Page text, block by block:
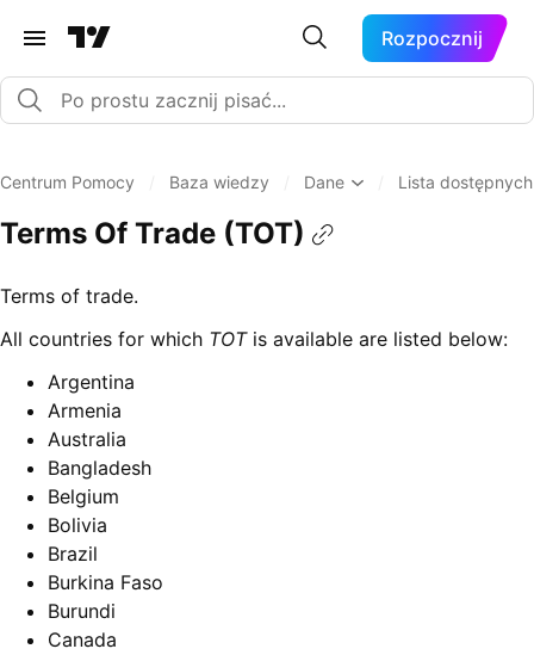
Rozpocznij
Centrum Pomocy Baza wiedzy Dane Lista
Terms Of Trade (TOT)
Terms of trade.
All countries for which TOTis available are listed below:
Argentina
Armenia
Australia
Bangladesh
Belgium
Bolivia
Brazil
Burkina Faso
Burundi
Canada